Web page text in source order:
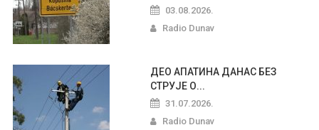
03.08.2026.
Radio Dunav
ДЕО АПАТИНА ДАНАС БЕЗ
СТРУЈЕ О...
31.07.2026.
Radio Dunav